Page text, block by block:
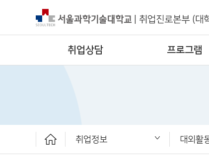
취업진로본부 (대
취업상담 프로그램
취업정보
취업상담
프로그램
채용공고
취업정보
ST커리어멘토링
취업진로본부
대외활
공지사항
대외활동
청년정책
취업 서
보도자료